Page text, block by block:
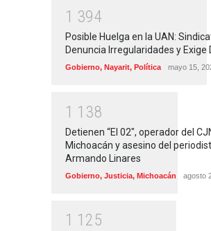
1 394
Posible Huelga en la UAN:
Denuncia Irregularidades y Exige
Gobierno, Nayarit, Política mayo 15,
1 1 38
Detienen “El 02″, operador del
Michoacán y asesino del
Armando Linares
Gobierno, Justicia, Michoacán agosto
1 1 25